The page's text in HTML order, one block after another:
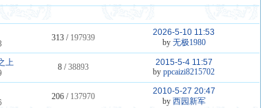
313 / 197939
2026-5-10 11:53
by 无极1980
上
8 /38893
2015-5-4 11:57
byppcaizi8215702
206 / 137970
2010-5-27 20:47
by 西园新军